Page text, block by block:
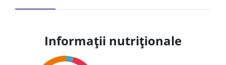
Informații nutriționale